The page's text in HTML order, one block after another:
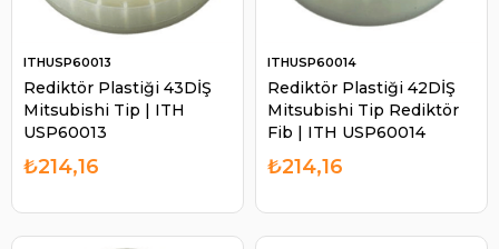
Rediktör Plastiği 43DİŞ
Mitsubishi Tip | ITH
USP60013
ITHUSP60013
₺214,16
Rediktör Plastiği 42DİŞ
Mitsubishi Tip Rediktör
Fib | ITH USP60014
ITHUSP60014
₺214,16